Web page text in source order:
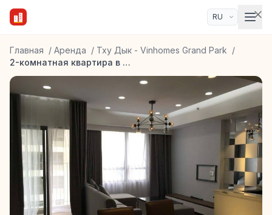
Главная / Аренда / Тху Дык - Vinhomes Grand Park /
2-комнатная квартира в ЖК Masteri, Thao Dien